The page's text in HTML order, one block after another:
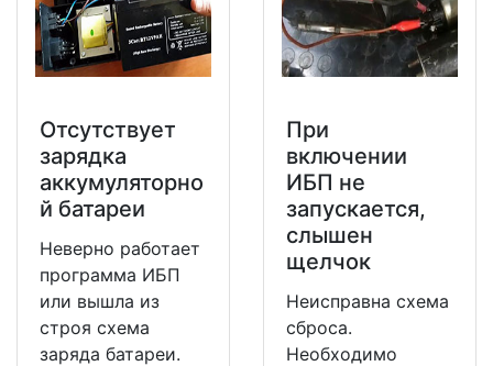
Отсутствует
зарядка
аккумуляторно
й батареи
Неверно работает
программа ИБП
или вышла из
строя схема
заряда батареи.
При
включении
ИБП не
запускается,
слышен
щелчок
Неисправна схема
сброса.
Необходимо